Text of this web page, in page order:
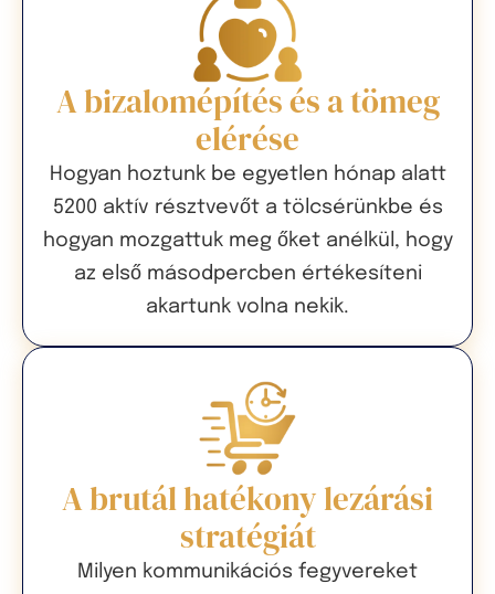
A bizalomépítés és a tömeg
elérése
Hogyan hoztunk be egyetlen hónap alatt
5200 aktív résztvevőt a tölcsérünkbe és
hogyan mozgattuk meg őket anélkül, hogy
az első másodpercben értékesíteni
akartunk volna nekik.
A brutál hatékony lezárási
stratégiát
Milyen kommunikációs fegyvereket